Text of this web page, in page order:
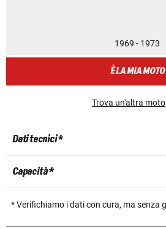
1969 - 1973
È LA MIA MOTO
Trova un'altra moto
Dati tecnici *
Capacità *
* Verifichiamo i dati con cura, ma senza